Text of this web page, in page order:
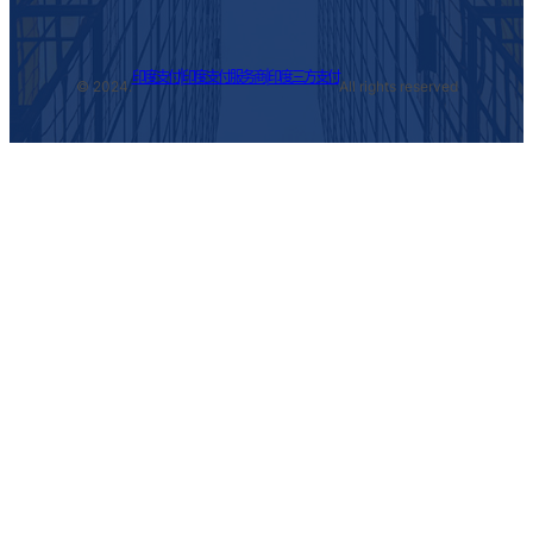
© 2024.
印度支付|印度支付服务商|印度三方支付
All rights reserved